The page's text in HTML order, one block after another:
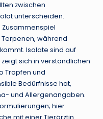
zwischen
unterscheiden.
während
Isolate sind auf
sich in verständlichen
Tropfen und
Bedürfnisse hat,
und Allergenangaben.
hier
mit einer Tierärztin